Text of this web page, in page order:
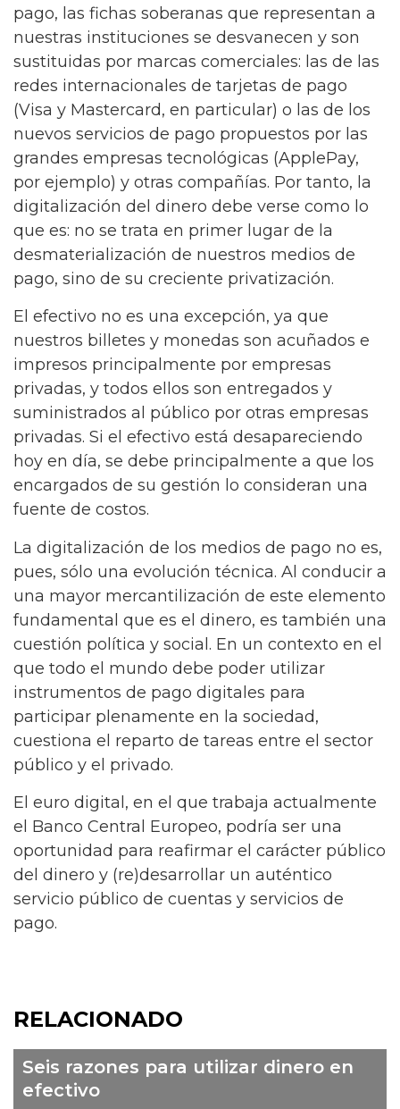
pago, las fichas soberanas que representan a
nuestras instituciones se desvanecen y son
sustituidas por marcas comerciales: las de las
redes internacionales de tarjetas de pago
(Visa y Mastercard, en particular) o las de los
nuevos servicios de pago propuestos por las
grandes empresas tecnológicas (ApplePay,
por ejemplo) y otras compañías. Por tanto, la
digitalización del dinero debe verse como lo
que es: no se trata en primer lugar de la
desmaterialización de nuestros medios de
pago, sino de su creciente privatización.
El efectivo no es una excepción, ya que
nuestros billetes y monedas son acuñados e
impresos principalmente por empresas
privadas, y todos ellos son entregados y
suministrados al público por otras empresas
privadas. Si el efectivo está desapareciendo
hoy en día, se debe principalmente a que los
encargados de su gestión lo consideran una
fuente de costos.
La digitalización de los medios de pago no es,
pues, sólo una evolución técnica. Al conducir a
una mayor mercantilización de este elemento
fundamental que es el dinero, es también una
cuestión política y social. En un contexto en el
que todo el mundo debe poder utilizar
instrumentos de pago digitales para
participar plenamente en la sociedad,
cuestiona el reparto de tareas entre el sector
público y el privado.
El euro digital, en el que trabaja actualmente
el Banco Central Europeo, podría ser una
oportunidad para reafirmar el carácter público
del dinero y (re)desarrollar un auténtico
servicio público de cuentas y servicios de
pago.
RELACIONADO
Seis razones para utilizar dinero en
efectivo